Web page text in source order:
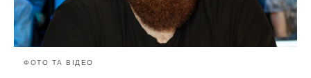
ФОТО ТА ВІДЕО